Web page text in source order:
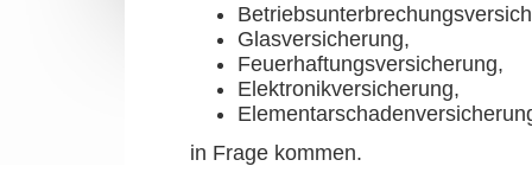
Glasversicherung,
Feuerhaftungsversicherung,
Elektronikversicherung,
in Frage kommen.